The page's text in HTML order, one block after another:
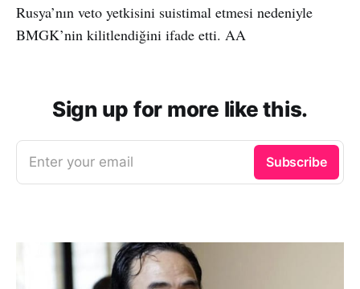
Rusya’nın veto yetkisini suistimal etmesi nedeniyle
BMGK’nin kilitlendiğini ifade etti. AA
Sign up for more like this.
Enter your email Subscribe